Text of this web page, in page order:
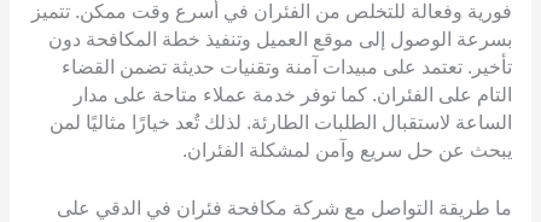
فورية وفعالة للتخلص من الفئران في أسرع وقت ممكن. تتميز
بسرعة الوصول إلى موقع العميل وتنفيذ خطة المكافحة دون
تأخير. تعتمد على مبيدات آمنة وتقنيات حديثة تضمن القضاء
التام على الفئران. كما توفر خدمة عملاء متاحة على مدار
الساعة لاستقبال الطلبات الطارئة. لذلك تُعد خيارًا مثاليًا لمن
يبحث عن حل سريع وآمن لمشكلة الفئران.
ما طريقة التواصل مع شركة مكافحة فئران في الدقي على